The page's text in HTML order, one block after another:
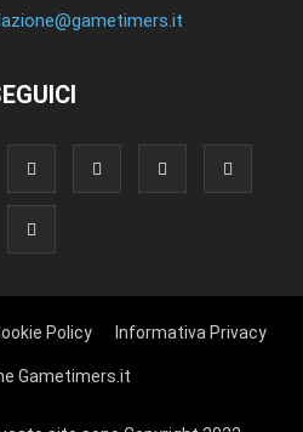
Policy Informativa Privacy
Gametimers.it